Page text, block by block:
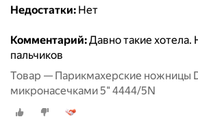
Недостатки: Нет
Комментарий:Давно такие хотела.
пальчиков
Товар — Парикмахерские ножницы
микронасечками 5" 4444/5N